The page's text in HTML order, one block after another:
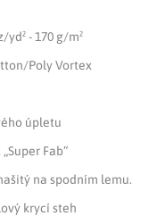
yd² - 170 g/m²
Poly Vortex
úpletu
Fab“
na spodním lemu.
krycí steh